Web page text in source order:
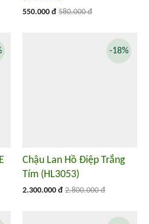
550.000 đ 580.000 đ
Chậu Lan Hồ Điệp Trắng
Tím (HL3053)
2.300.000 đ 2.800.000 đ
-18%